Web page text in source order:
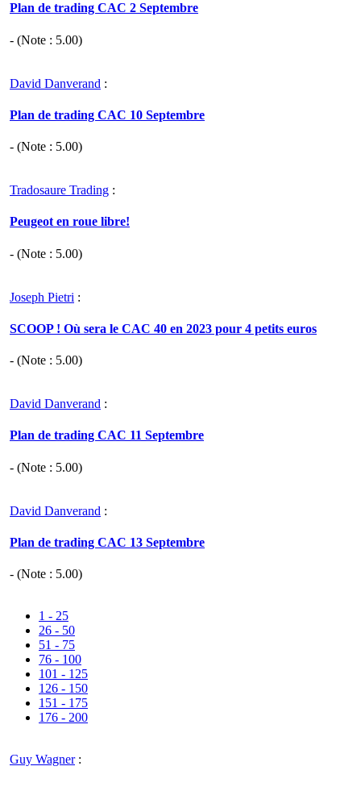
Plan de trading CAC 2 Septembre
- (Note : 5.00)
David Danverand :
Plan de trading CAC 10 Septembre
- (Note : 5.00)
Tradosaure Trading :
Peugeot en roue libre!
- (Note : 5.00)
Joseph Pietri :
SCOOP ! Où sera le CAC 40 en 2023 pour 4 petits euros
- (Note : 5.00)
David Danverand :
Plan de trading CAC 11 Septembre
- (Note : 5.00)
David Danverand :
Plan de trading CAC 13 Septembre
- (Note : 5.00)
1 - 25
26 - 50
51 - 75
76 - 100
101 - 125
126 - 150
151 - 175
176 - 200
Guy Wagner: